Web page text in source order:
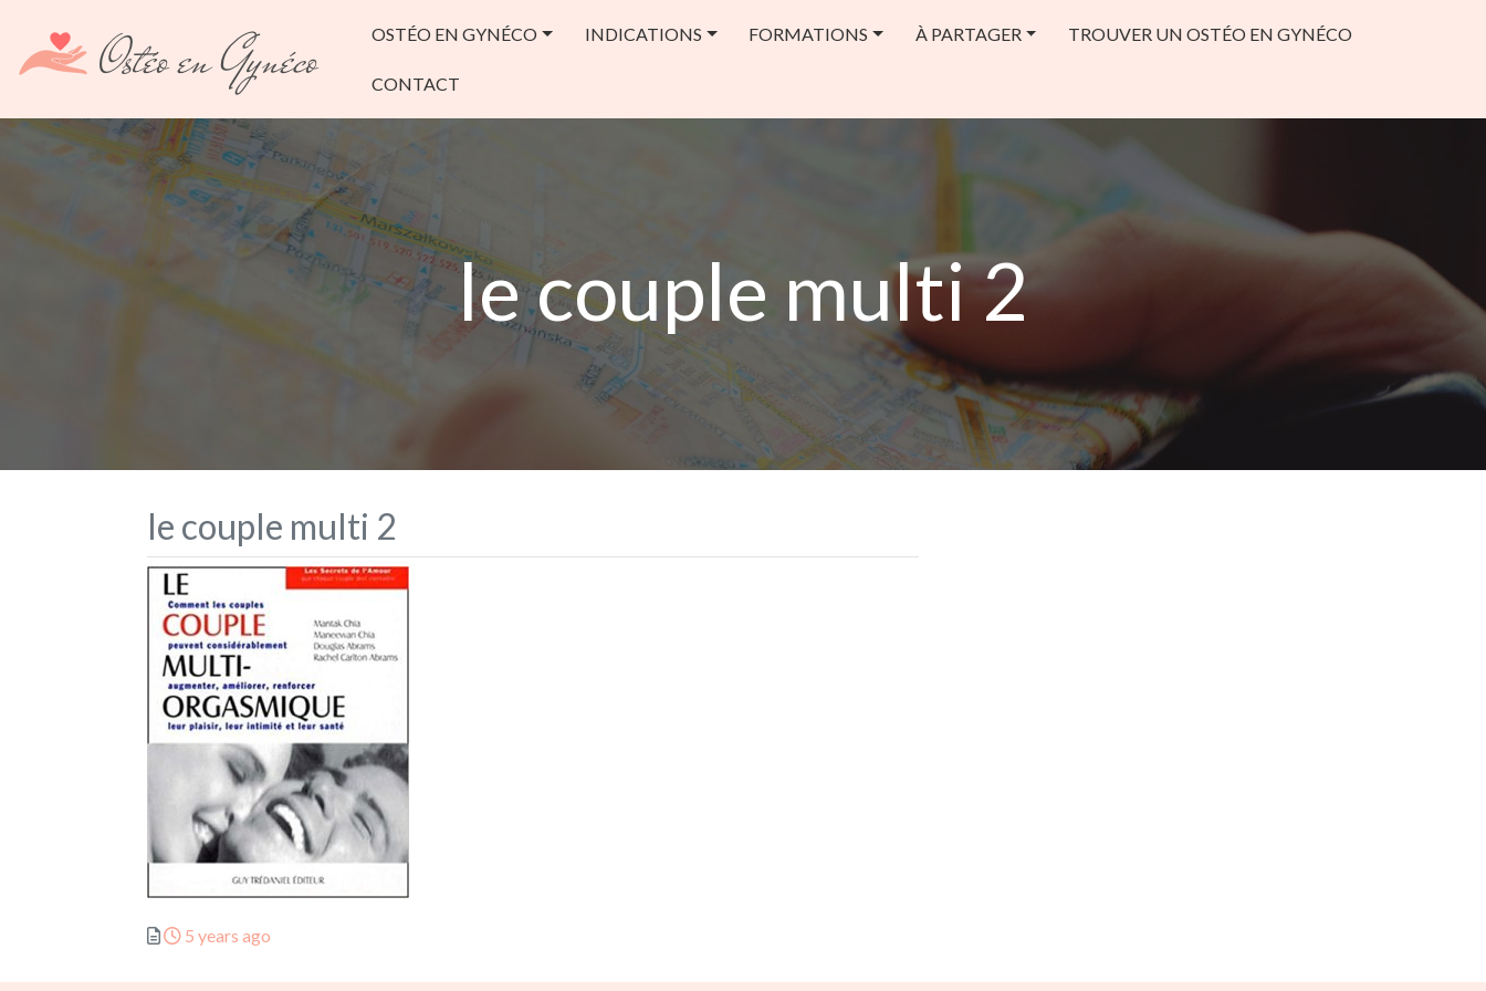
OSTÉO EN GYNÉCO INDICATIONS FORMATIONS À PARTAGER TROUVER UN OSTÉO EN GYNÉCO
CONTACT
le couple multi 2
le couple multi 2
Posted
5 years ago